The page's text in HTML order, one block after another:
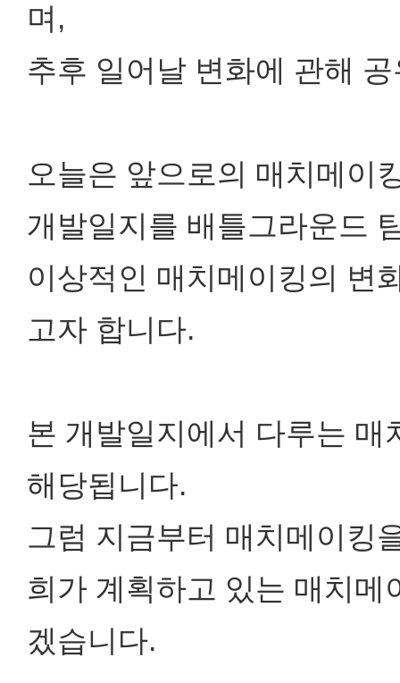
며,
추후 일어날 변화에 관해
오늘은 앞으로의 매치메이
개발일지를 배틀그라운드
이상적인 매치메이킹의 변
고자 합니다.
본 개발일지에서 다루는
해당됩니다.
그럼 지금부터 매치메이킹
희가 계획하고 있는 매치
겠습니다.